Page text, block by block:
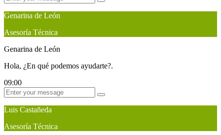
Genarina de León
Asesoría Técnica
Genarina de León
Hola, ¿En qué podemos ayudarte?.
09:00
Luis Castañeda
Asesoría Técnica